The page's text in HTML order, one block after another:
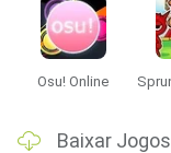
Osu! Online
Baixar Jogos